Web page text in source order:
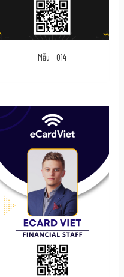
Mẫu – 014